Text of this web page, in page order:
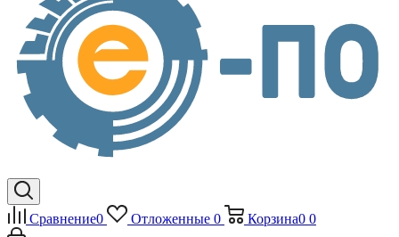
Сравнение0 Отложенные 0 Корзина0 0